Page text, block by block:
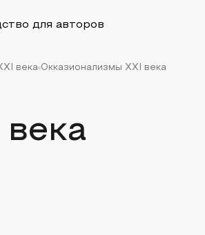
для авторов
века Окказионализмы XXI века